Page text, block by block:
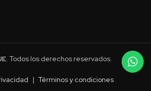
. Todos los derechos reservados.
| Términos y condiciones